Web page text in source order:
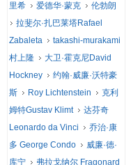
里希
爱德华·蒙克
伦勃朗
拉斐尔·扎巴莱塔Rafael
Zabaleta
takashi-murakami
村上隆
大卫·霍克尼David
Hockney
约翰·威廉·沃特豪
斯
Roy Lichtenstein
克利
姆特Gustav Klimt
达芬奇
Leonardo da Vinci
乔治·康
多 George Condo
威廉·德·
库宁
弗拉戈纳尔 Fragonard